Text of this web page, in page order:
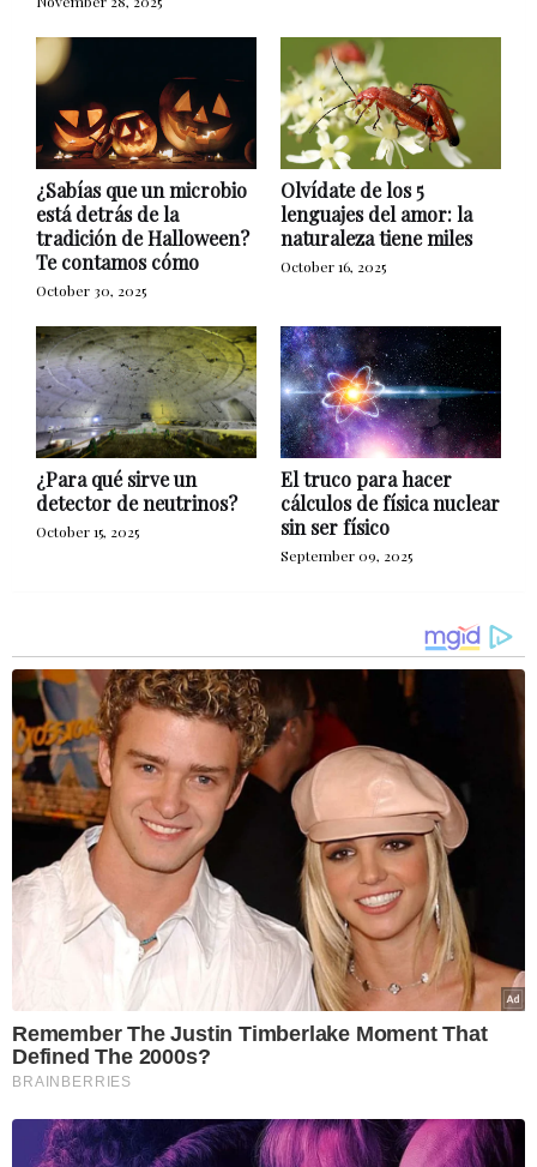
¿Sabías que un microbio
está detrás de la
tradición de Halloween?
Te contamos cómo
October 30, 2025
Olvídate de los 5
lenguajes del amor: la
naturaleza tiene miles
October 16, 2025
¿Para qué sirve un
detector de neutrinos?
October 15, 2025
El truco para hacer
cálculos de física nuclear
sin ser físico
September 09, 2025